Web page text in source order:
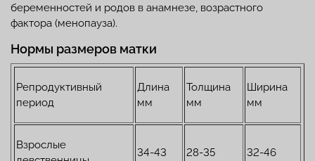
беременностей и родов в анамнезе, возрастного
фактора (менопауза).
Нормы размеров матки
Репродуктивный
период
Длина
мм
Толщина
мм
Ширина
мм
Взрослые
34-43 28-35 32-46